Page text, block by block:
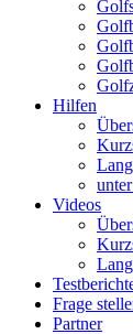
Hilfen
Videos
Frage
Partner